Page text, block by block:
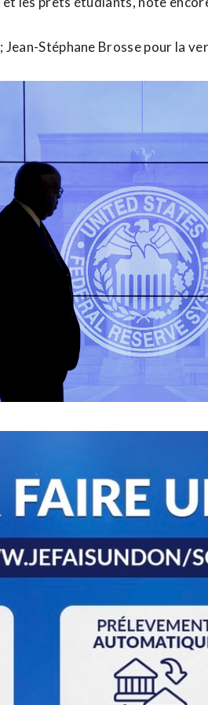
​Jean-Stéphane Brosse pour la